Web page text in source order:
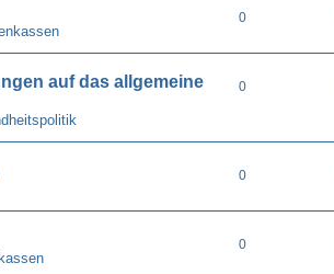
0
auf das allgemeine
0
0
0